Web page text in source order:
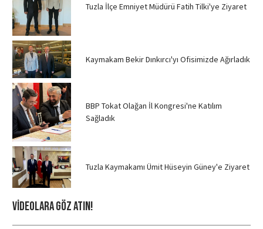
Tuzla İlçe Emniyet Müdürü Fatih Tilki'ye Ziyaret
Kaymakam Bekir Dınkırcı'yı Ofisimizde Ağırladık
BBP Tokat Olağan İl Kongresi'ne Katılım
Sağladık
Tuzla Kaymakamı Ümit Hüseyin Güney'e Ziyaret
Videolara Göz ATIN!